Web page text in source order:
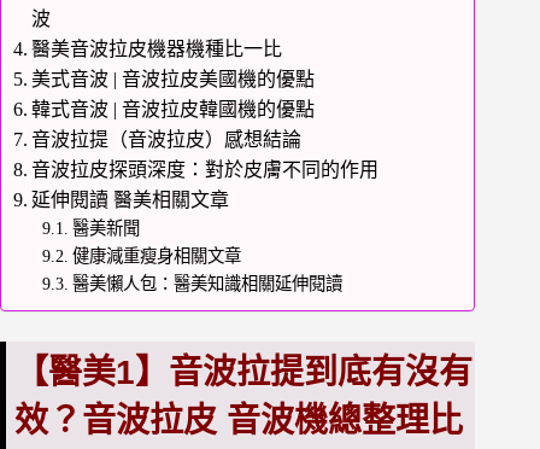
波
醫美音波拉皮機器機種比一比
美式音波 | 音波拉皮美國機的優點
韓式音波 | 音波拉皮韓國機的優點
音波拉提（音波拉皮）感想結論
音波拉皮探頭深度：對於皮膚不同的作用
延伸閱讀 醫美相關文章
醫美新聞
健康減重瘦身相關文章
醫美懶人包：醫美知識相關延伸閱讀
【醫美1】音波拉提到底有沒有
效？音波拉皮 音波機總整理比